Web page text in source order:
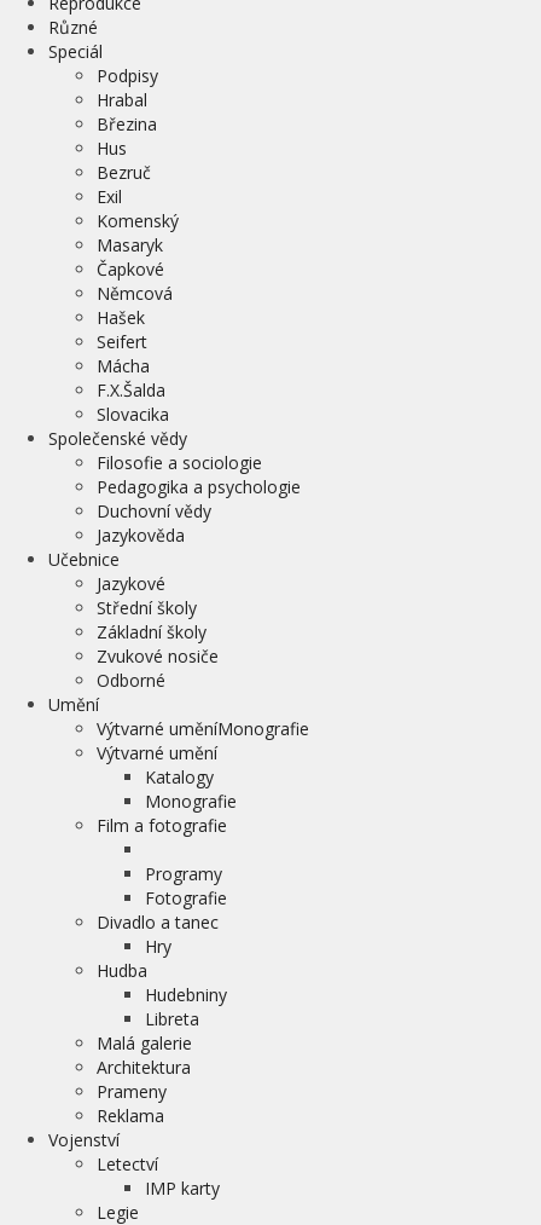
Různé
Speciál
Podpisy
Hrabal
Březina
Hus
Bezruč
Exil
Komenský
Masaryk
Čapkové
Němcová
Hašek
Seifert
Mácha
F.X.Šalda
Slovacika
Společenské vědy
Filosofie a sociologie
Pedagogika a psychologie
Duchovní vědy
Jazykověda
Učebnice
Jazykové
Střední školy
Základní školy
Zvukové nosiče
Odborné
Umění
Výtvarné uměníMonografie
Výtvarné umění
Katalogy
Monografie
Film a fotografie
Programy
Fotografie
Divadlo a tanec
Hry
Hudba
Hudebniny
Libreta
Malá galerie
Architektura
Prameny
Reklama
Vojenství
Letectví
IMP karty
Legie